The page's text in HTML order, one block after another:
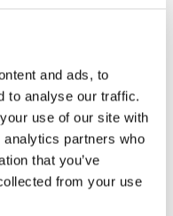
and ads, to
to analyse our traffic.
use of our site with
partners who
that you’ve
from your use
Все